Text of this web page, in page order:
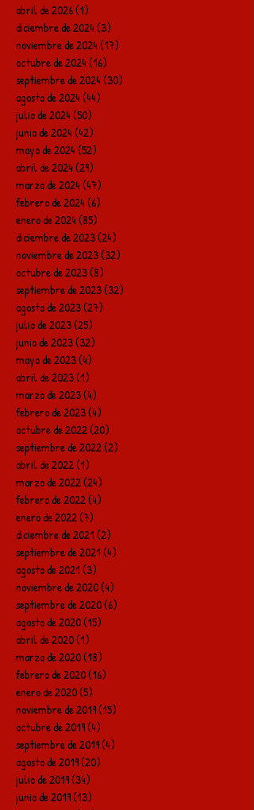
abril de 2026(1)
diciembre de 2024(3)
noviembre de 2024(17)
octubre de 2024(16)
septiembre de 2024(30)
agosto de 2024(44)
julio de 2024(50)
junio de 2024(42)
mayo de 2024(52)
abril de 2024(29)
marzo de 2024(47)
febrero de 2024(6)
enero de 2024(85)
diciembre de 2023(24)
noviembre de 2023(32)
octubre de 2023(8)
septiembre de 2023(32)
agosto de 2023(27)
julio de 2023(25)
junio de 2023(32)
mayo de 2023(4)
abril de 2023(1)
marzo de 2023(4)
febrero de 2023(4)
octubre de 2022(20)
septiembre de 2022(2)
abril de 2022(1)
marzo de 2022(24)
febrero de 2022(4)
enero de 2022(7)
diciembre de 2021(2)
septiembre de 2021(4)
agosto de 2021(3)
noviembre de 2020(4)
septiembre de 2020(6)
agosto de 2020(15)
abril de 2020(1)
marzo de 2020(18)
febrero de 2020(16)
enero de 2020(5)
noviembre de 2019(15)
octubre de 2019(4)
septiembre de 2019(4)
agosto de 2019(20)
julio de 2019(34)
junio de 2019(13)